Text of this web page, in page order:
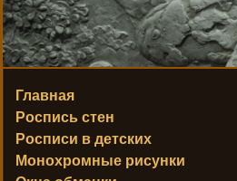
Главная
Роспись стен
Росписи в детских
Монохромные рисунки